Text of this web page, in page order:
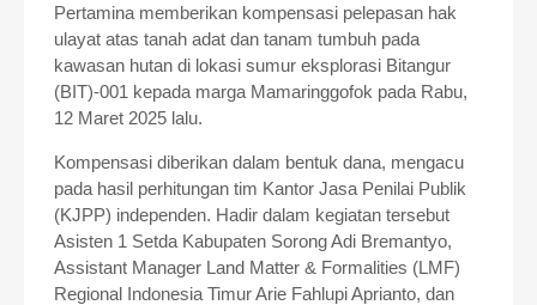
Pertamina memberikan kompensasi pelepasan hak
ulayat atas tanah adat dan tanam tumbuh pada
kawasan hutan di lokasi sumur eksplorasi Bitangur
(BIT)-001 kepada marga Mamaringgofok pada Rabu,
12 Maret 2025 lalu.
Kompensasi diberikan dalam bentuk dana, mengacu
pada hasil perhitungan tim Kantor Jasa Penilai Publik
(KJPP) independen. Hadir dalam kegiatan tersebut
Asisten 1 Setda Kabupaten Sorong Adi Bremantyo,
Assistant Manager Land Matter & Formalities (LMF)
Regional Indonesia Timur Arie Fahlupi Aprianto, dan